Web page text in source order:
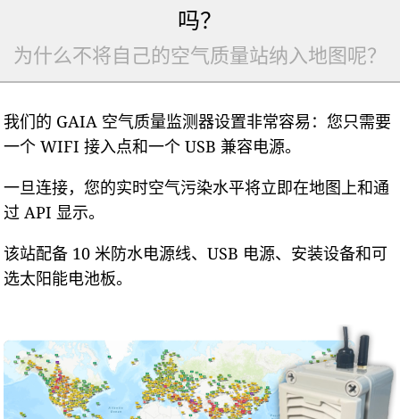
吗？
为什么不将自己的空气质量站纳入地图呢？
我们的 GAIA 空气质量监测器设置非常容易：您只需要
一个 WIFI 接入点和一个 USB 兼容电源。
一旦连接，您的实时空气污染水平将立即在地图上和通
过 API 显示。
该站配备 10 米防水电源线、USB 电源、安装设备和可
选太阳能电池板。